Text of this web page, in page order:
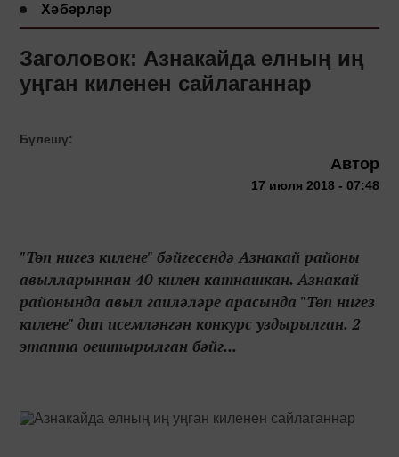
Хәбәрләр
Заголовок: Азнакайда елның иң
уңган киленен сайлаганнар
Бүлешү:
Автор
17 июля 2018 - 07:48
"Төп нигез килене" бәйгесендә Азнакай районы
авылларыннан 40 килен катнашкан. Азнакай
районында авыл гаиләләре арасында "Төп нигез
килене" дип исемләнгән конкурс уздырылган. 2
этапта оештырылган бәйг...